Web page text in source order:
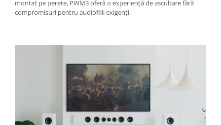
montat pe perete, PWM3 oferă o experiență de ascultare fără
compromisuri pentru audiofilii exigenți.